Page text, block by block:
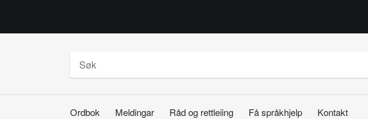
Ordbok Meldingar Råd og rettleiing Få språkhjelp Kontakt